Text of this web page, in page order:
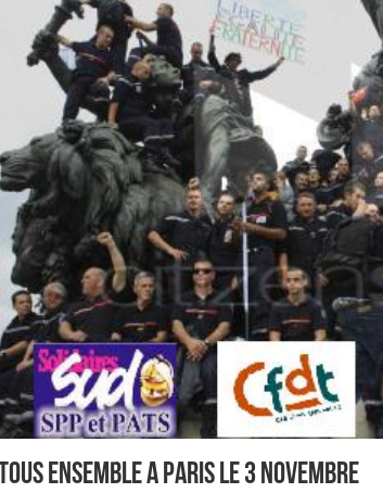
TOUS ENSEMBLE A PARIS LE 3 NOVEMBRE